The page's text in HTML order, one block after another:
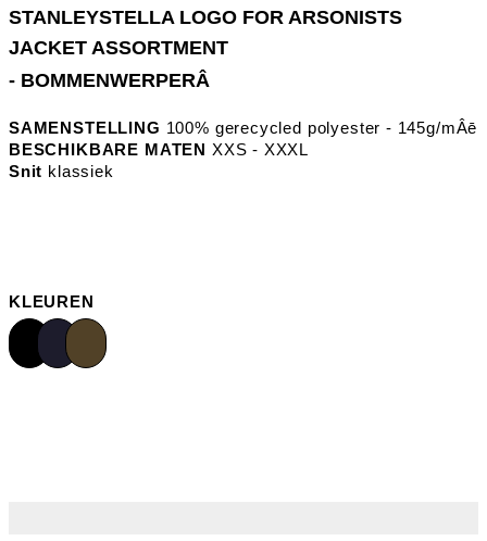
- BOMMENWERPERÂ
SAMENSTELLING 100% gerecycled polyester - 145g/mÂē
BESCHIKBARE MATEN XXS - XXXL
Snit klassiek
KLEUREN